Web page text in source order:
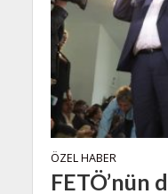
ÖZEL HABER
FETÖ’nün